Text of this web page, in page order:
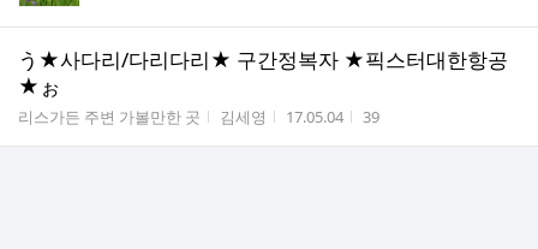
う★사다리/다리다리★ 구간정복자 ★픽스터대한항공
★ぉ
게시판명
리스가든 주변 가볼만한 곳 작성자
김세영 작성시간
17.05.04 조회수
39